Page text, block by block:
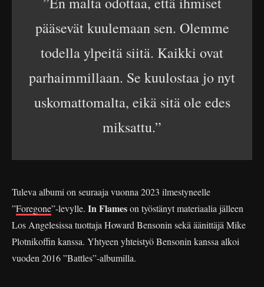
pääsevät kuulemaan sen. Olemme
todella ylpeitä siitä. Kaikki ovat
parhaimmillaan. Se kuulostaa jo nyt
uskomattomalta, eikä sitä ole edes
miksattu.”
Tuleva albumi on seuraaja vuonna 2023 ilmestyneelle
”Foregone”-levylle. In Flameson työstänyt materiaalia jälleen
Los Angelesissa tuottaja Howard Bensonin sekä äänittäjä Mike
Plotnikoffin kanssa. Yhtyeen yhteistyö Bensonin kanssa alkoi
vuoden 2016 ”Battles”-albumilla.